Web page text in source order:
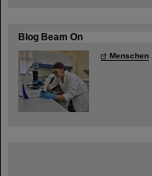
Blog Beam On
Menschen